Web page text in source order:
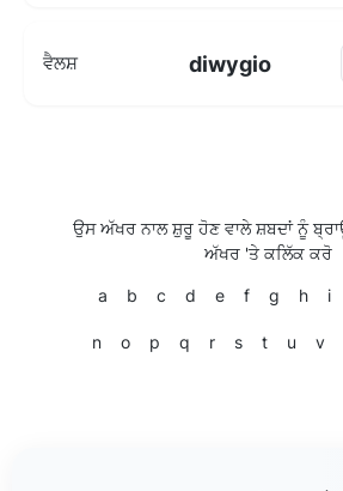
ਵੈਲਸ਼ diwygio
ਉਸ ਅੱਖਰ ਨਾਲ ਸ਼ੁਰੂ ਹੋਣ ਵਾਲੇ ਸ਼ਬਦਾਂ ਨੂੰ
ਅੱਖਰ 'ਤੇ ਕਲਿੱਕ ਕਰੋ
a b c d e f g h i
n o p q r s t u v